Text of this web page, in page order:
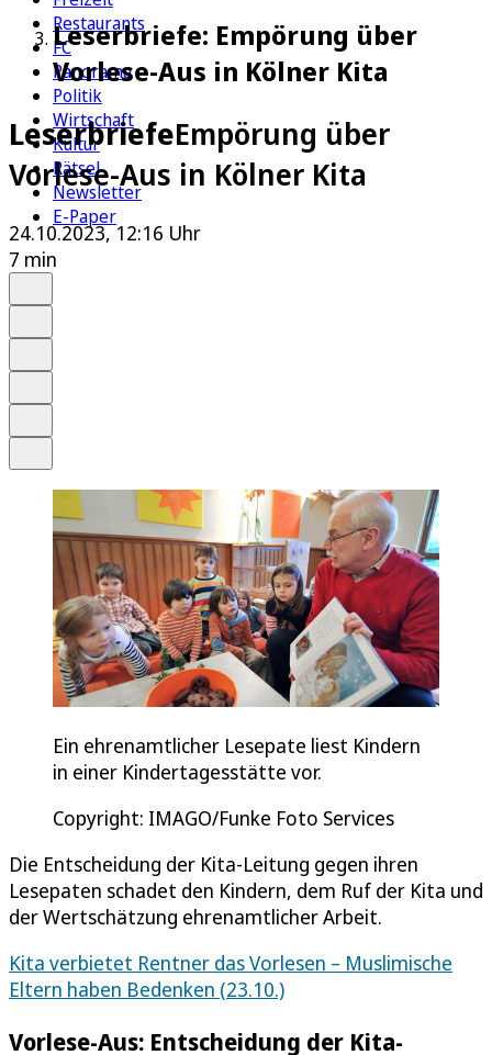
Restaurants
FC
Panorama
Politik
Wirtschaft
Kultur
Rätsel
Newsletter
E-Paper
Leserbriefe: Empörung über
Vorlese-Aus in Kölner Kita
LeserbriefeEmpörung über
Vorlese-Aus in Kölner Kita
24.10.2023, 12:16 Uhr
7 min
Ein ehrenamtlicher Lesepate liest Kindern
in einer Kindertagesstätte vor.
Copyright: IMAGO/Funke Foto Services
Die Entscheidung der Kita-Leitung gegen ihren
Lesepaten schadet den Kindern, dem Ruf der Kita und
der Wertschätzung ehrenamtlicher Arbeit.
Kita verbietet Rentner das Vorlesen – Muslimische
Eltern haben Bedenken (23.10.)
Vorlese-Aus: Entscheidung der Kita-